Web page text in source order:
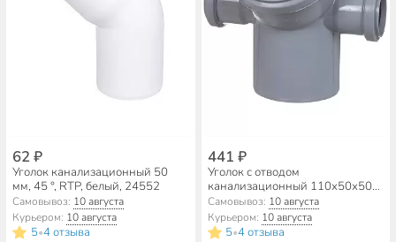
62 ₽
Уголок канализационный 50
мм, 45 °, RTP, белый, 24552
Самовывоз: 10 августа
Курьером: 10 августа
5•4 отзыва
441 ₽
Уголок с отводом
канализационный 110х50х50
мм, 45 °, левый+правый, RTP,
36685
Самовывоз: 10 августа
Курьером: 10 августа
5•4 отзыва